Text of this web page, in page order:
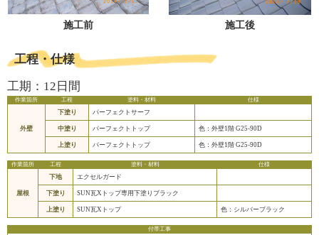
施工前 施工後
工程・仕様
工期：12日間
作業箇所 工程 塗料・材料 仕様
外壁
下塗り パーフェクトサーフ
中塗り パーフェクトトップ 色：外壁1階 G25-90D
上塗り パーフェクトトップ 色：外壁1階 G25-90D
作業箇所 工程 塗料・材料 仕様
屋根
下地 エクセルガード
下塗り SUN瓦Xトップ専用下塗りブラック
上塗り SUN瓦Xトップ 色：シルバーブラック
付帯工事